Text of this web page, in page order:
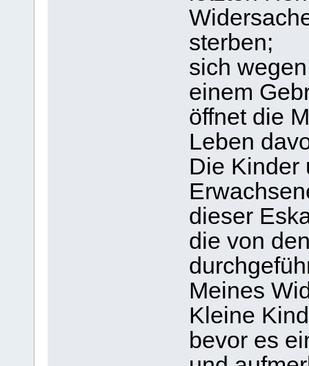
sterben;
sich
einem
öffnet die
Leben
Die Kinder
dieser
die von
Meines
Kleine
bevor es